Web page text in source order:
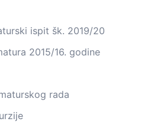
ispit šk. 2019/20
2015/16. godine
rada